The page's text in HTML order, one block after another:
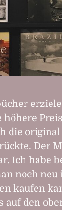
die
Der
Ich habe
noch neu
kaufen
auf den